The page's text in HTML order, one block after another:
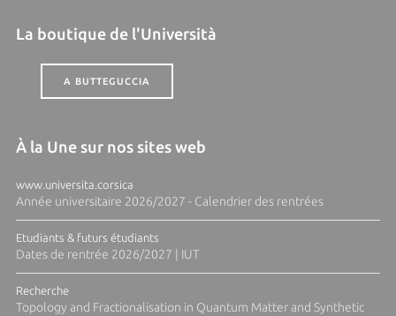
La boutique de l'Università
A BUTTEGUCCIA
À la Une sur nos sites web
www.universita.corsica
Année universitaire 2026/2027 - Calendrier des rentrées
Etudiants & futurs étudiants
Dates de rentrée 2026/2027 | IUT
Recherche
Topology and Fractionalisation in Quantum Matter and Synthetic